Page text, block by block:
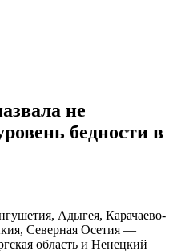
не
бедности в
Адыгея, Карачаево-
Северная Осетия —
область и Ненецкий